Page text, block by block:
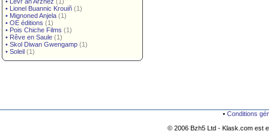
• Lionel Buannic Krouiñ (1)
• Mignoned Anjela (1)
• OE éditions (1)
• Pois Chiche Films (1)
• Rêve en Saule (1)
• Skol Diwan Gwengamp (1)
• Soleil (1)
• Conditions
© 2006 Bzh5 Ltd - Klask.com est